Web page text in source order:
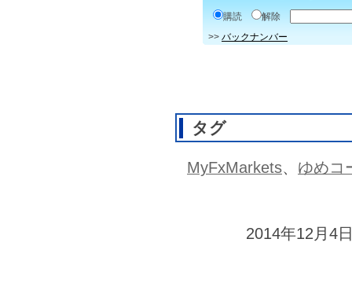
購読
解除
>> バックナンバー
タグ
MyFxMarkets、 ゆめコ
2014年12月4